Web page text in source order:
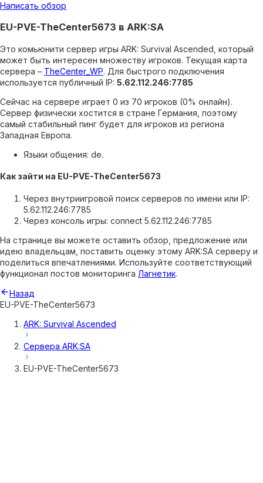
Написать обзор
EU-PVE-TheCenter5673 в ARK:SA
Это комьюнити сервер игры ARK: Survival Ascended, который
может быть интересен множеству игроков. Текущая карта
сервера – TheCenter_WP. Для быстрого подключения
используется публичный IP: 5.62.112.246:7785
Сейчас на сервере играет 0 из 70 игроков (0% онлайн).
Сервер физически хостится в стране Германия, поэтому
самый стабильный пинг будет для игроков из региона
Западная Европа.
Языки общения: de.
Как зайти на EU-PVE-TheCenter5673
Через внутриигровой поиск серверов по имени или IP:
5.62.112.246:7785
Через консоль игры: connect 5.62.112.246:7785
На странице вы можете оставить обзор, предложение или
идею владельцам, поставить оценку этому ARK:SA серверу и
поделиться впечатлениями. Используйте соответствующий
функционал постов мониторинга Лагнетик.
Назад
EU-PVE-TheCenter5673
ARK: Survival Ascended
Сервера ARK:SA
EU-PVE-TheCenter5673